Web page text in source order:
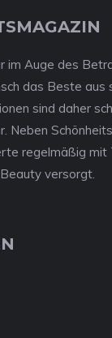
im Auge des
das Beste aus
sind daher
Neben
regelmäßig mit
versorgt.